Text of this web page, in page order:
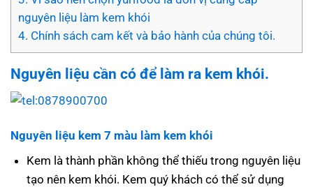
nguyên liệu làm kem khói
4. Chính sách cam kết và bảo hành của chúng tôi.
Nguyên liệu cần có để làm ra kem khói.
Nguyên liệu kem 7 màu làm kem khói
Kem là thành phần không thể thiếu trong nguyên liệu
tạo nên kem khói. Kem quý khách có thể sử dụng